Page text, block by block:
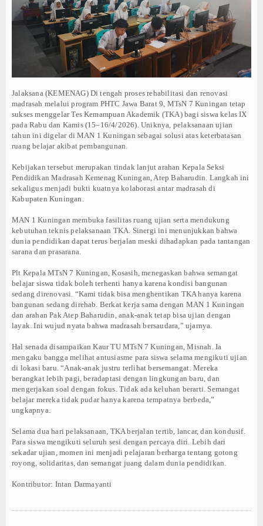
LEGALITAS
HUBUNGI KAMI
KEGIATAN
GLOBAL
INDEX BERITA
GALLERY
FOTO
PIP
TENTANG PIP
PELAPORAN PIP
DOWNLOAD KARTU KIP DIGITAL
KIP DIGITAL KELAS 9
KIP DIGITAL ALUMNI
KIP DIGITAL ALUMNI 2022
KIP DIGITAL ALUMNI 2023
SISWI MTSN 7 KUNINGAN RAIH MEDALI PERUNGGU MOSAIC
MTSN 7 KUNINGAN IMPLEMENTASIKAN PROGRAM TAHSIN,
MTSN 7 KUNINGAN RAIH DUA PENGHARGAAN KPPN AWARD
MTSN 7 KUNINGAN JALIN KEMITRAAN DENGAN TIGA
MATAMUDA MTSN 7 KUNINGAN DITUTUP
TANAMKAN KESADARAN ANTI PERUNDUNGAN, MTSN 7
CEGAH HOAKS DAN PERUNDUNGAN DARING, MTSN 7
LUAR BIASA! PRAMUKA MTSN 7 KUNINGAN DOMINASI KSA
PKS MTSN 7 KUNINGAN BORONG PRESTASI DI DIKLAT PKS
KILAS BALIK 2 DEKADE, REUNI ALUMNI MTSN 7 KUNINGAN
SISWI MTSN 7 KUNINGAN RAIH MEDALI PERUNGGU MOSAIC
MTSN 7 KUNINGAN RAIH DUA PENGHARGAAN KPPN AWARD
MTSN 7 KUNINGAN JALIN KEMITRAAN DENGAN TIGA
MATAMUDA MTSN 7 KUNINGAN DITUTUP
TANAMKAN KESADARAN ANTI PERUNDUNGAN, MTSN 7
CEGAH HOAKS DAN PERUNDUNGAN DARING, MTSN 7
LUAR BIASA! PRAMUKA MTSN 7 KUNINGAN DOMINASI KSA
Jalaksana (KEMENAG) Di tengah proses rehabilitasi dan renovasi
madrasah melalui program PHTC Jawa Barat 9, MTsN 7 Kuningan tetap
sukses menggelar Tes Kemampuan Akademik (TKA) bagi siswa kelas IX
pada Rabu dan Kamis (15–16/4/2026). Uniknya, pelaksanaan ujian
tahun ini digelar di MAN 1 Kuningan sebagai solusi atas keterbatasan
ruang belajar akibat pembangunan.
Kebijakan tersebut merupakan tindak lanjut arahan Kepala Seksi
Pendidikan Madrasah Kemenag Kuningan, Atep Baharudin. Langkah ini
sekaligus menjadi bukti kuatnya kolaborasi antar madrasah di
Kabupaten Kuningan.
MAN 1 Kuningan membuka fasilitas ruang ujian serta mendukung
kebutuhan teknis pelaksanaan TKA. Sinergi ini menunjukkan bahwa
dunia pendidikan dapat terus berjalan meski dihadapkan pada tantangan
sarana dan prasarana.
Plt Kepala MTsN 7 Kuningan, Kosasih, menegaskan bahwa semangat
belajar siswa tidak boleh terhenti hanya karena kondisi bangunan
sedang direnovasi. “Kami tidak bisa menghentikan TKA hanya karena
bangunan sedang direhab. Berkat kerja sama dengan MAN 1 Kuningan
dan arahan Pak Atep Baharudin, anak-anak tetap bisa ujian dengan
layak. Ini wujud nyata bahwa madrasah bersaudara,” ujarnya.
Hal senada disampaikan Kaur TU MTsN 7 Kuningan, Misnah. Ia
mengaku bangga melihat antusiasme para siswa selama mengikuti ujian
di lokasi baru. “Anak-anak justru terlihat bersemangat. Mereka
berangkat lebih pagi, beradaptasi dengan lingkungan baru, dan
mengerjakan soal dengan fokus. Tidak ada keluhan berarti. Semangat
belajar mereka tidak pudar hanya karena tempatnya berbeda,”
ungkapnya.
Selama dua hari pelaksanaan, TKA berjalan tertib, lancar, dan kondusif.
Para siswa mengikuti seluruh sesi dengan percaya diri. Lebih dari
sekadar ujian, momen ini menjadi pelajaran berharga tentang gotong
royong, solidaritas, dan semangat juang dalam dunia pendidikan.
Kontributor: Intan Darmayanti